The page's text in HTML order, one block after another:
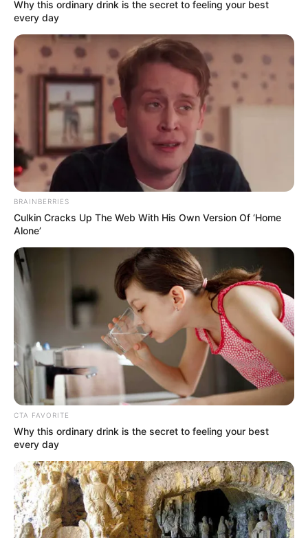
reménykednek abban, hogy az igazságszolgáltatás
gyorsan lépéseket tesz a felelősök felkutatására és
megbüntetésére​.
Why this ordinary drink is the secret to feeling your best
every day
BRAINBERRIES
Culkin Cracks Up The Web With His Own Version Of ‘Home
Alone’
CTA FAVORITE
Why this ordinary drink is the secret to feeling your best
every day